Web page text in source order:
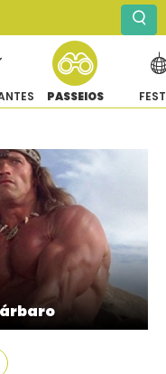
PASSEIOS